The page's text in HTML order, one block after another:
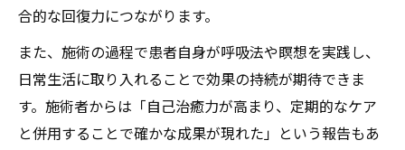
合的な回復力につながります。
また、施術の過程で患者自身が呼吸法や瞑想を実践し、
日常生活に取り入れることで効果の持続が期待できま
す。施術者からは「自己治癒力が高まり、定期的なケア
と併用することで確かな成果が現れた」という報告もあ